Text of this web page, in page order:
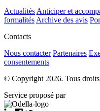
Actualités Anticiper et
formalités Archive des avis
Contacts
Nous contacter Partenaires
consentements
© Copyright 2026. Tous droits
Service proposé par